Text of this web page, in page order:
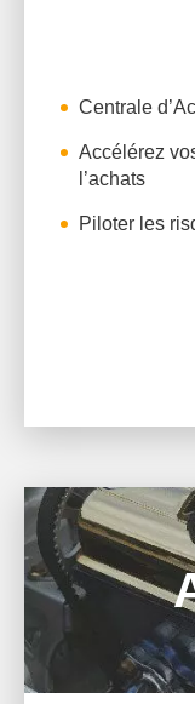
Centrale
Accélérez
l’achats
Piloter les